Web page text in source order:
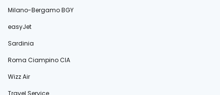
Milano-Bergamo BGY
easyJet
Sardinia
Roma Ciampino CIA
Wizz Air